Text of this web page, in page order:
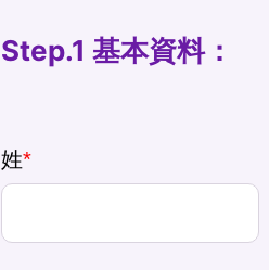
Step.1 基本資料：
姓*